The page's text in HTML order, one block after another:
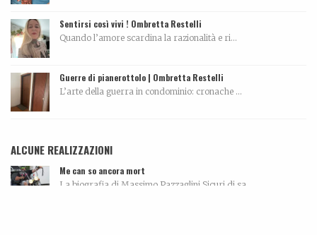
Sentirsi così vivi ! Ombretta Restelli
Quando l’amore scardina la razionalità e ri...
Guerre di pianerottolo | Ombretta Restelli
L’arte della guerra in condominio: cronache ...
ALCUNE REALIZZAZIONI
Me can so ancora mort
La biografia di Massimo Pazzaglini Sicuri di sa...